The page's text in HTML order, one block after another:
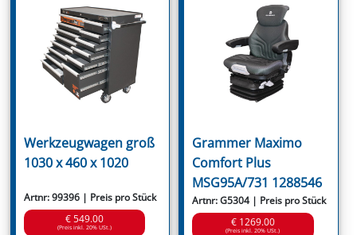
Werkzeugwagen groß
1030 x 460 x 1020
Artnr: 99396 | Preis pro Stück
€ 549.00
(Preis inkl. 20% USt.)
Grammer Maximo
Comfort Plus
MSG95A/731 1288546
Artnr: G5304 | Preis pro Stück
€ 1269.00
(Preis inkl. 20% USt.)